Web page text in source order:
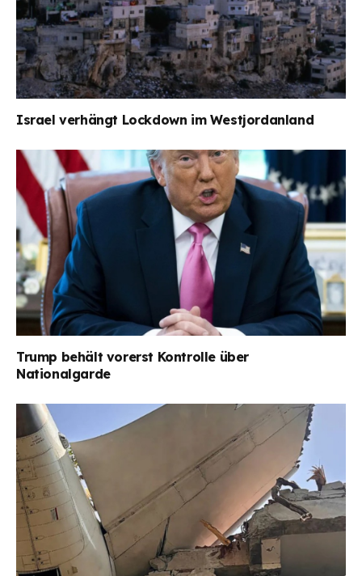
Israel verhängt Lockdown im Westjordanland
Trump behält vorerst Kontrolle über
Nationalgarde